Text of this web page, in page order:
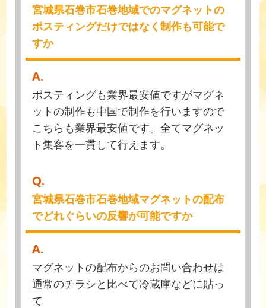
宮城県石巻市石巻地域でのマグネットの
ポスティングだけではなく制作も可能で
すか
A.
ポスティングも業界最安値ですがマグネ
ットの制作も中国で制作を行いますので
こちらも業界最安値です。全てマグネッ
ト集客を一貫して行えます。
Q.
宮城県石巻市石巻地域マグネットの配布
でどれぐらいの反響が可能ですか
A.
マグネットの配布からのお問い合わせは
通常のチラシと比べて冷蔵庫などに貼っ
て